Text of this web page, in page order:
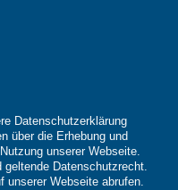
Datenschutzerklärung
über die Erhebung und
unserer Webseite.
Datenschutzrecht.
unserer Webseite abrufen.